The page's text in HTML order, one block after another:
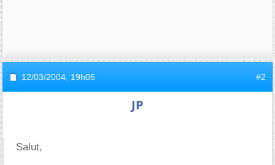
12/03/2004, 19h05 #2
JP
Salut,